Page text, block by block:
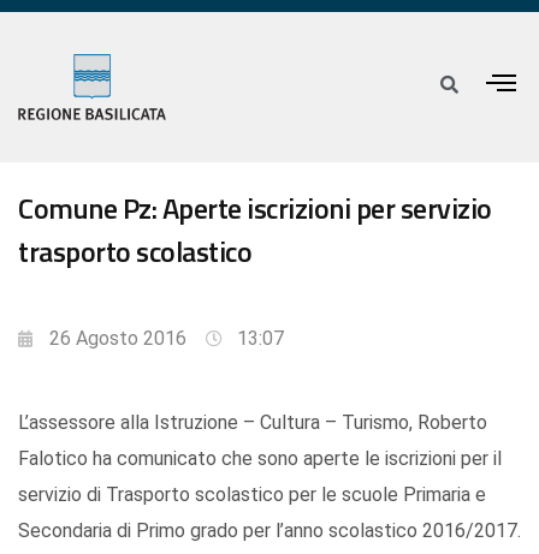
Comune Pz: Aperte iscrizioni per servizio
trasporto scolastico
26 Agosto 2016 13:07
L’assessore alla Istruzione – Cultura – Turismo, Roberto
Falotico ha comunicato che sono aperte le iscrizioni per il
servizio di Trasporto scolastico per le scuole Primaria e
Secondaria di Primo grado per l’anno scolastico 2016/2017.